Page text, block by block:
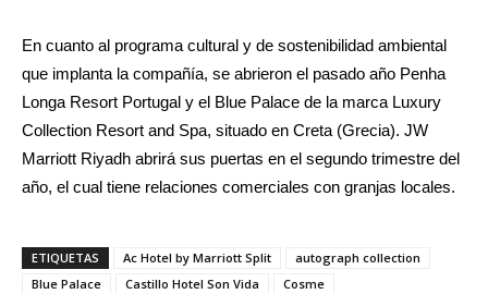
En cuanto al programa cultural y de sostenibilidad ambiental
que implanta la compañía, se abrieron el pasado año Penha
Longa Resort Portugal y el Blue Palace de la marca Luxury
Collection Resort and Spa, situado en Creta (Grecia). JW
Marriott Riyadh abrirá sus puertas en el segundo trimestre del
año, el cual tiene relaciones comerciales con granjas locales.
ETIQUETAS Ac Hotel by Marriott Split
autograph collection
Blue Palace
Castillo Hotel Son Vida
Cosme